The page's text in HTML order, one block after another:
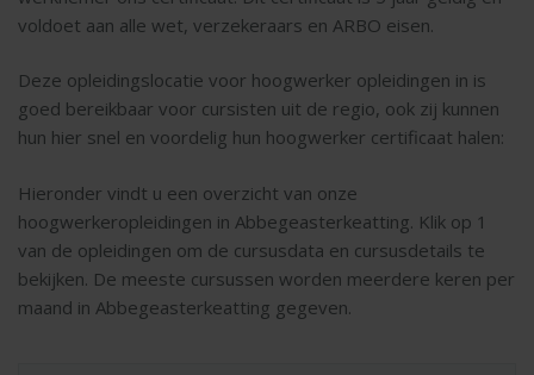
voldoet aan alle wet, verzekeraars en ARBO eisen.
Deze opleidingslocatie voor hoogwerker opleidingen in is
goed bereikbaar voor cursisten uit de regio, ook zij kunnen
hun hier snel en voordelig hun hoogwerker certificaat halen:
Hieronder vindt u een overzicht van onze
hoogwerkeropleidingen in Abbegeasterkeatting. Klik op 1
van de opleidingen om de cursusdata en cursusdetails te
bekijken. De meeste cursussen worden meerdere keren per
maand in Abbegeasterkeatting gegeven.